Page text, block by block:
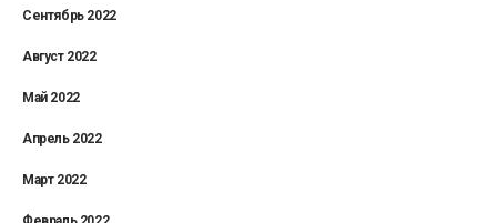
Сентябрь 2022
Август 2022
Май 2022
Апрель 2022
Март 2022